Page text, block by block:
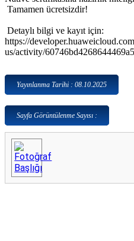
Tamamen ücretsizdir!
Detaylı bilgi ve kayıt için:
https://
us/activity/
Yayınlanma Tarihi : 08.10.2025
Sayfa Görüntülenme Sayısı :